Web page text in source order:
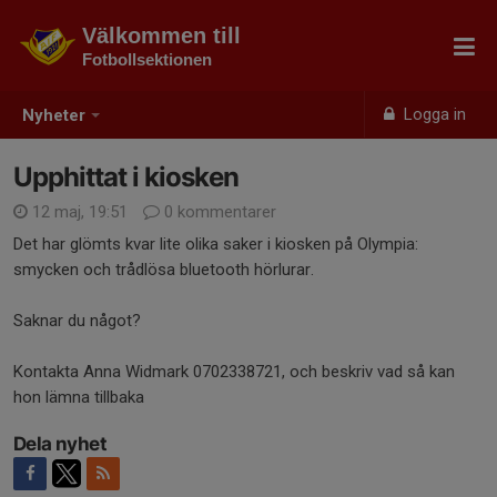
Nyheter Logga in
Välkommen till
Fotbollsektionen
Upphittat i kiosken
12 maj, 19:51
0 kommentarer
Det har glömts kvar lite olika saker i kiosken på Olympia:
smycken och trådlösa bluetooth hörlurar.
Saknar du något?
Kontakta Anna Widmark 0702338721, och beskriv vad så kan
hon lämna tillbaka
Dela nyhet